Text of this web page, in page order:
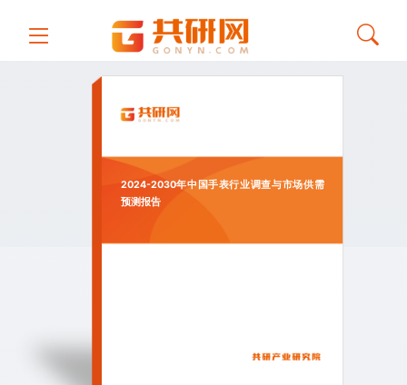
2024-2030年中国手表行业调查与市场供需
预测报告